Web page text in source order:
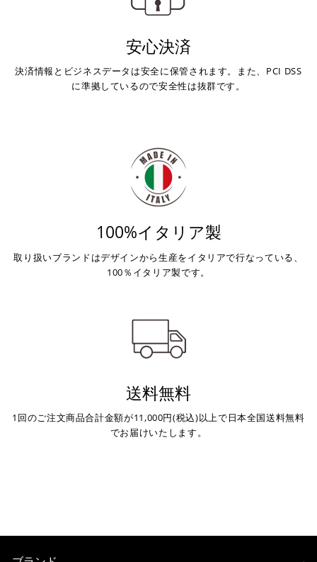
上記コンビニでお支払い頂けます。
店内端末にて操作後、レジにてお支払いください。
※ 支払期限はご注文日より7日以内とさせて頂いてお
り、万が一過ぎてしまった場合は自動でご注文はキャン
(事前決済)
ご注文時に情報をお知らせ致しますので、指定の口座に
お振り込みください。
り、万が一過ぎてしまった場合はご注文をキャンセルさ
※ 振込手数料はご負担ください。
安心決済
決済情報とビジネスデータは安全に保管されます。また、PCI DSS
に準拠しているので安全性は抜群です。
100%イタリア製
取り扱いブランドはデザインから生産をイタリアで行なっている、
100％イタリア製です。
送料無料
1回のご注文商品合計金額が11,000円(税込)以上で日本全国送料無料
でお届けいたします。